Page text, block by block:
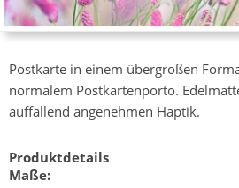
Postkarte in einem übergroßen
normalem Postkartenporto.
auffallend angenehmen Haptik.
Produktdetails
Maße: